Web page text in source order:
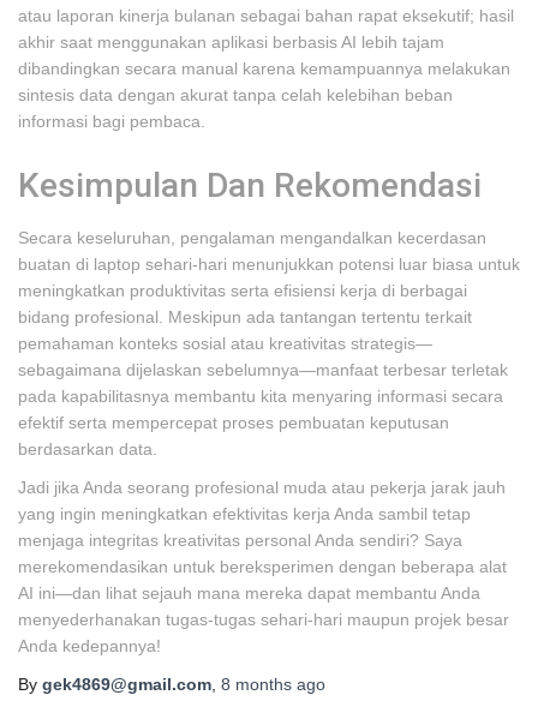
atau laporan kinerja bulanan sebagai bahan rapat eksekutif; hasil
akhir saat menggunakan aplikasi berbasis AI lebih tajam
dibandingkan secara manual karena kemampuannya melakukan
sintesis data dengan akurat tanpa celah kelebihan beban
informasi bagi pembaca.
Kesimpulan Dan Rekomendasi
Secara keseluruhan, pengalaman mengandalkan kecerdasan
buatan di laptop sehari-hari menunjukkan potensi luar biasa untuk
meningkatkan produktivitas serta efisiensi kerja di berbagai
bidang profesional. Meskipun ada tantangan tertentu terkait
pemahaman konteks sosial atau kreativitas strategis—
sebagaimana dijelaskan sebelumnya—manfaat terbesar terletak
pada kapabilitasnya membantu kita menyaring informasi secara
efektif serta mempercepat proses pembuatan keputusan
berdasarkan data.
Jadi jika Anda seorang profesional muda atau pekerja jarak jauh
yang ingin meningkatkan efektivitas kerja Anda sambil tetap
menjaga integritas kreativitas personal Anda sendiri? Saya
merekomendasikan untuk bereksperimen dengan beberapa alat
AI ini—dan lihat sejauh mana mereka dapat membantu Anda
menyederhanakan tugas-tugas sehari-hari maupun projek besar
Anda kedepannya!
By gek4869@gmail.com 8 months ago